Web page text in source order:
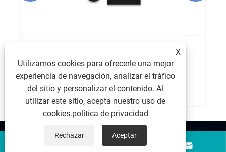
¿Cómo mejora una pila de carga integrada
compacta de CC la carga de vehículos
eléctricos?
Ver más >>
Sobre nosotros
 
X
Utilizamos cookies para ofrecerle una mejor
experiencia de navegación, analizar el tráfico
del sitio y personalizar el contenido. Al
utilizar este sitio, acepta nuestro uso de
cookies.política de privacidad
Rechazar Aceptar